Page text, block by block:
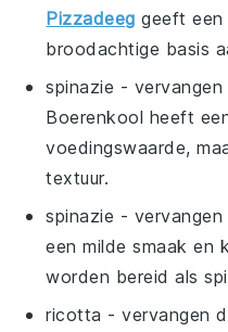
Pizzadeeg geeft een
broodachtige basis
spinazie -
Boerenkool heeft
voedingswaarde,
textuur.
spinazie -
een milde smaak en
worden bereid als
ricotta - vervangen